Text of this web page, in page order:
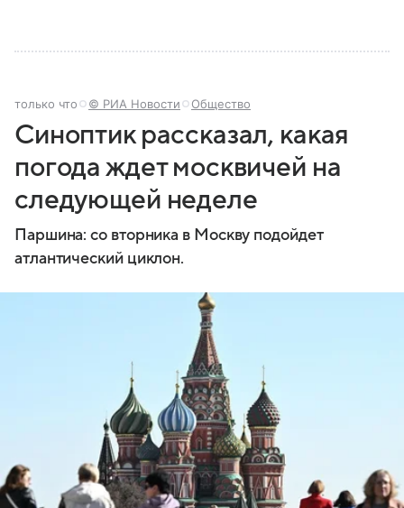
только что © РИА Новости Общество
Синоптик рассказал, какая
погода ждет москвичей на
следующей неделе
Паршина: со вторника в Москву подойдет
атлантический циклон.